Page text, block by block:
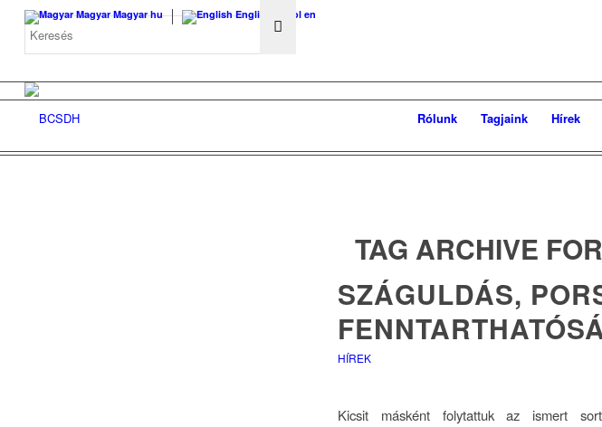
Magyar Magyar hu English angol en
Rólunk Tagjaink Hírek
TAG ARCHIVE
SZÁGULDÁS,
HÍREK
Kicsit másként folytattuk az ismert